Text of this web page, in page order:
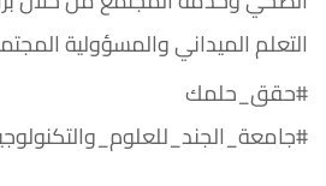
التعلم الميداني والمسؤولية
#حقق_حلمك